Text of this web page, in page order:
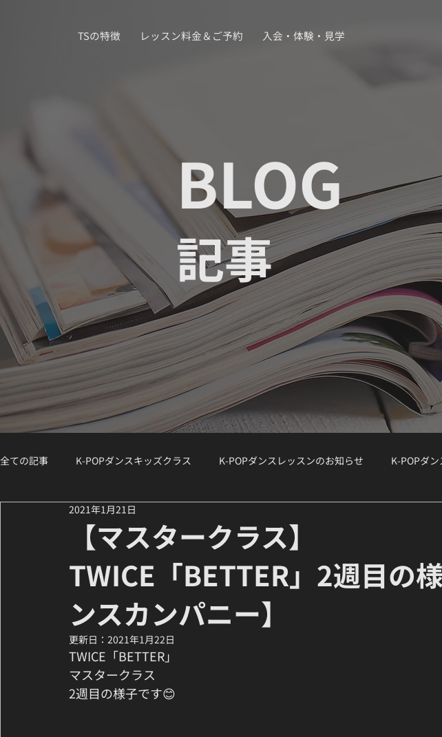
TSの特徴 レッスン料金＆ご予約 入会・体験・見学
BLOG
記事
全ての記事 K-POPダンスキッズクラス K-POPダンスレッスンのお知らせ K-POPダ
K-POPダンスジュニアクラス
講師紹介 / Instructor Spotlight ダンスコラム K-POボーカルクラス オーディシ
【マスタークラス】
TWICE「BETTER」 2週目の
ンスカンパニー】
2021年1月21日
更新日： 2021年1月22日
TWICE「BETTER」﻿
マスタークラス
2週目の様子です😊